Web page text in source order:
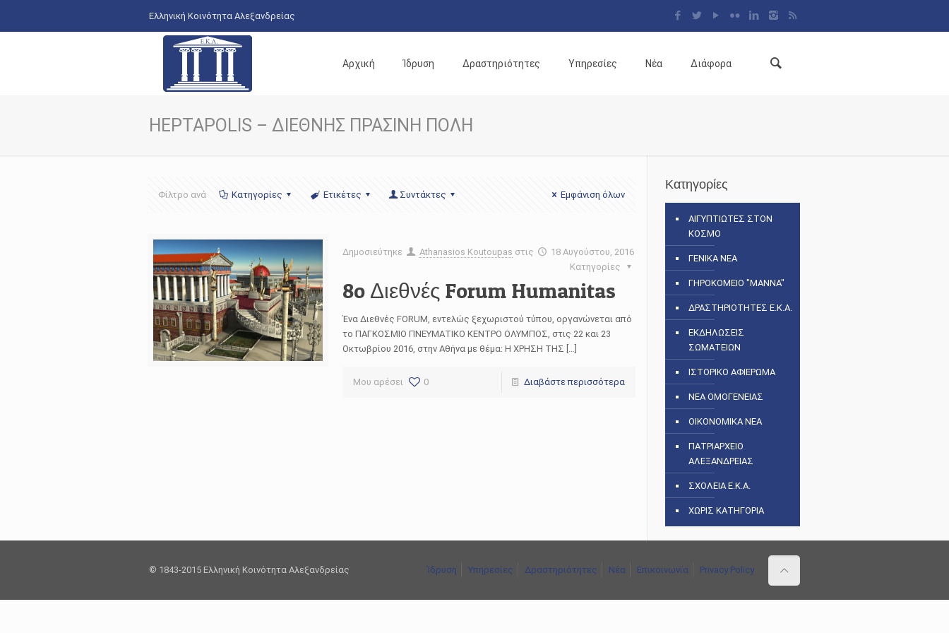
Ελληνική Κοινότητα Αλεξανδρείας
Αρχική Ίδρυση Δραστηριότητες Υπηρεσίες Νέα Διάφορα
HEPTAPOLIS – ΔΙΕΘΝΗΣ ΠΡΑΣΙΝΗ ΠΟΛΗ
Φίλτρο ανά Κατηγορίες Ετικέτες Συντάκτες Εμφάνιση όλων
Δημοσιεύτηκε Athanasios Koutoupas στις
18 Αυγούστου, 2016
Κατηγορίες
8o Διεθνές Forum Humanitas
Ένα Διεθνές FORUM, εντελώς ξεχωριστού τύπου, οργανώνεται από
το ΠΑΓΚΟΣΜΙΟ ΠΝΕΥΜΑΤΙΚΟ ΚΕΝΤΡΟ ΟΛΥΜΠΟΣ, στις 22 και 23
Οκτωβρίου 2016, στην Αθήνα με θέμα: Η ΧΡΗΣΗ ΤΗΣ […]
Μου αρέσει 0 Διαβάστε περισσότερα
Κατηγορίες
ΑΙΓΥΠΤΙΩΤΕΣ ΣΤΟΝ
ΚΟΣΜΟ
ΓΕΝΙΚΑ ΝΕΑ
ΓΗΡΟΚΟΜΕΙΟ "ΜΑΝΝΑ"
ΔΡΑΣΤΗΡΙΟΤΗΤΕΣ Ε.Κ.Α.
ΕΚΔΗΛΩΣΕΙΣ
ΣΩΜΑΤΕΙΩΝ
ΙΣΤΟΡΙΚΟ ΑΦΙΕΡΩΜΑ
ΝΕΑ ΟΜΟΓΕΝΕΙΑΣ
ΟΙΚΟΝΟΜΙΚΑ ΝΕΑ
ΠΑΤΡΙΑΡΧΕΙΟ
ΑΛΕΞΑΝΔΡΕΙΑΣ
ΣΧΟΛΕΙΑ Ε.Κ.Α.
ΧΩΡΙΣ ΚΑΤΗΓΟΡΙΑ
© 1843-2015 Ελληνική Κοινότητα Αλεξανδρείας Ίδρυση Υπηρεσίες Δραστηριότητες Νέα Επικοινωνία Privacy Policy